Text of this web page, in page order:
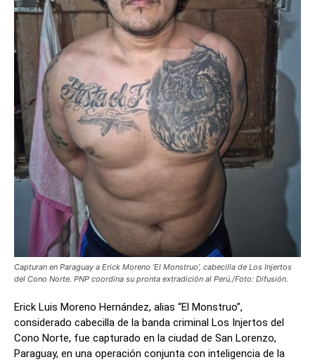
Capturan en Paraguay a Erick Moreno ‘El Monstruo’, cabecilla de Los Injertos
del Cono Norte. PNP coordina su pronta extradición al Perú./Foto: Difusión.
Erick Luis Moreno Hernández, alias “El Monstruo”,
considerado cabecilla de la banda criminal Los Injertos del
Cono Norte, fue capturado en la ciudad de San Lorenzo,
Paraguay, en una operación conjunta con inteligencia de la